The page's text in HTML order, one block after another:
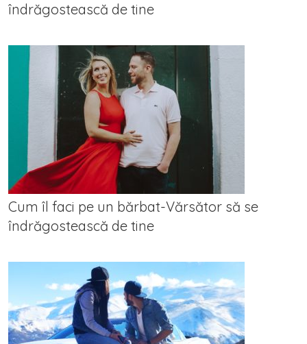
îndrăgostească de tine
Cum îl faci pe un bărbat-Vărsător să se
îndrăgostească de tine